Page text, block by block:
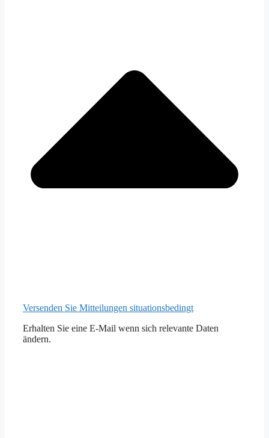
Versenden Sie Mitteilungen situationsbedingt
Erhalten Sie eine E-Mail wenn sich relevante Daten
ändern.